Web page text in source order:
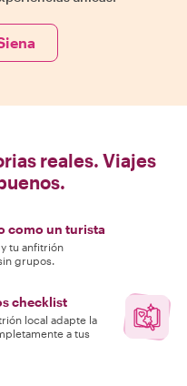
reales. Viajes
como un turista
tu anfitrión
grupos.
checklist
local adapte la
a tus